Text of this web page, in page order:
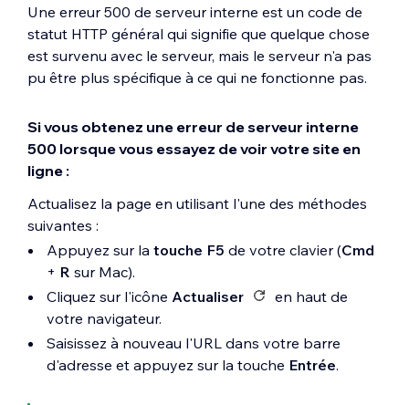
Une erreur 500 de serveur interne est un code de
statut HTTP général qui signifie que quelque chose
est survenu avec le serveur, mais le serveur n'a pas
pu être plus spécifique à ce qui ne fonctionne pas.
Si vous obtenez une erreur de serveur interne
500 lorsque vous essayez de voir votre site en
ligne :
Actualisez la page en utilisant l'une des méthodes
suivantes :
Appuyez sur la touche F5 de votre clavier (Cmd
+ R sur Mac).
Cliquez sur l'icône Actualiser
en haut de
votre navigateur.
Saisissez à nouveau l'URL dans votre barre
d'adresse et appuyez sur la touche Entrée.